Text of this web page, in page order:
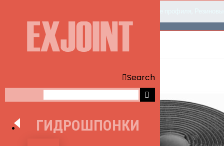
Search
ГИДРОШПОНКИ